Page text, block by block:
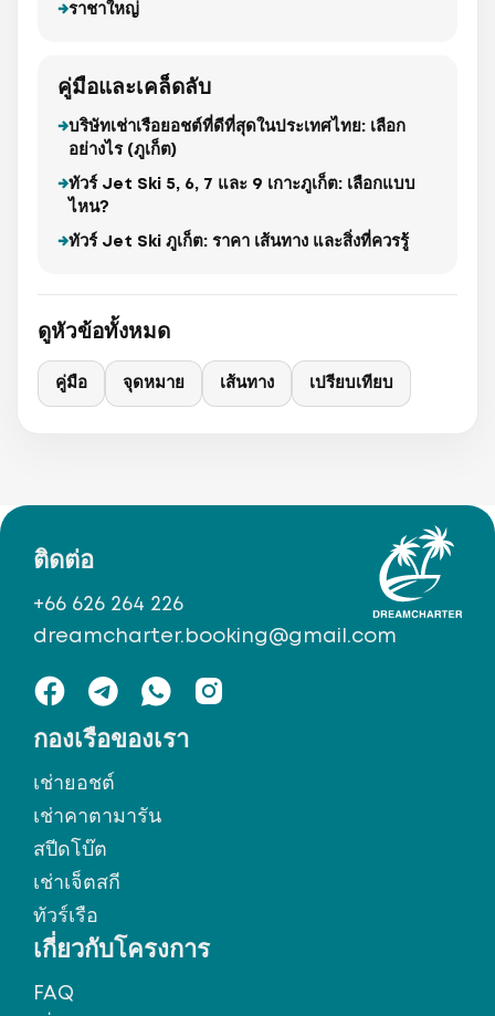
ราชาใหญ่
คู่มือและเคล็ดลับ
บริษัทเช่าเรือยอชต์ที่ดีที่สุดในประเทศไทย: เลือก
อย่างไร (ภูเก็ต)
ทัวร์ Jet Ski 5, 6, 7 และ 9 เกาะภูเก็ต: เลือกแบบ
ไหน?
ทัวร์ Jet Ski ภูเก็ต: ราคา เส้นทาง และสิ่งที่ควรรู้
ดูหัวข้อทั้งหมด
คู่มือ จุดหมาย เส้นทาง เปรียบเทียบ
กองเรือของเรา
เช่ายอชต์
เช่าคาตามารัน
สปีดโบ๊ต
เช่าเจ็ตสกี
ทัวร์เรือ
เกี่ยวกับโครงการ
FAQ
ติดต่อ
+66 626 264 226
dreamcharter.booking@gmail.com